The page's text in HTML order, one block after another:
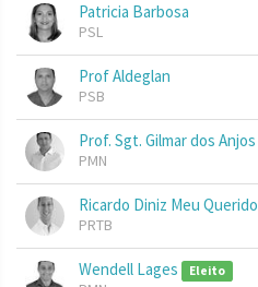
Patricia Barbosa
PSL
Prof Aldeglan
PSB
Prof. Sgt. Gilmar dos Anjos
PMN
Ricardo Diniz Meu Querido
PRTB
Wendell Lages Eleito